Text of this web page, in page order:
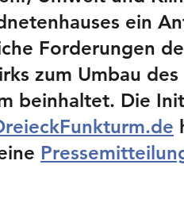
ein
Forderungen
zum Umbau
beinhaltet. Die